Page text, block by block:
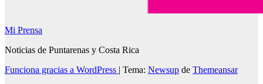
Mi Prensa
Noticias de Puntarenas y Costa Rica
Funciona gracias a WordPress | Tema: Newsup de Themeansar